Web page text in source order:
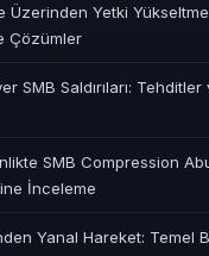
Üzerinden Yetki
Çözümler
SMB Saldırıları:
SMB Compression
İnceleme
Yanal Hareket: Temel